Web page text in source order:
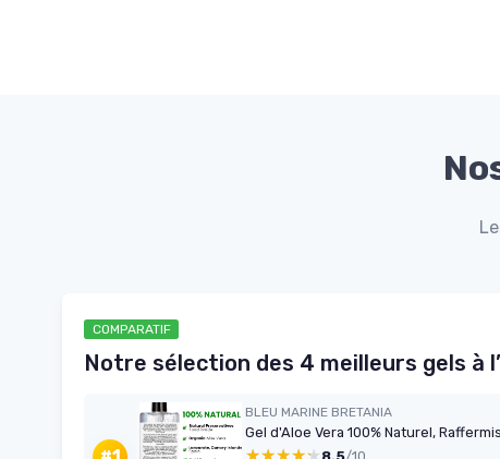
COMPARATIF
Notre sélection des 4 meilleurs gels à
BLEU MARINE BRETANIA